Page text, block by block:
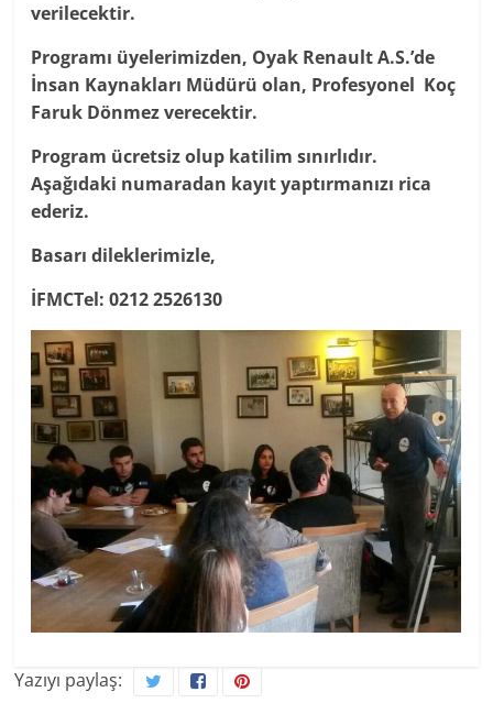
verilecektir.
Programı üyelerimizden, Oyak Renault A.S.’de
İnsan Kaynakları Müdürü olan, Profesyonel Koç
Faruk Dönmez verecektir.
Program ücretsiz olup katilim sınırlıdır.
Aşağıdaki numaradan kayıt yaptırmanızı rica
ederiz.
Basarı dileklerimizle,
İFMCTel: 0212 2526130
Yazıyı paylaş: